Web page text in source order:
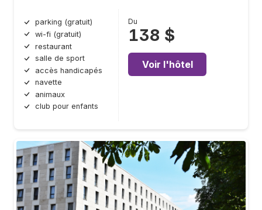
parking (gratuit)
wi-fi (gratuit)
restaurant
salle de sport
accès handicapés
navette
animaux
club pour enfants
Du
138 $
Voir l'hôtel